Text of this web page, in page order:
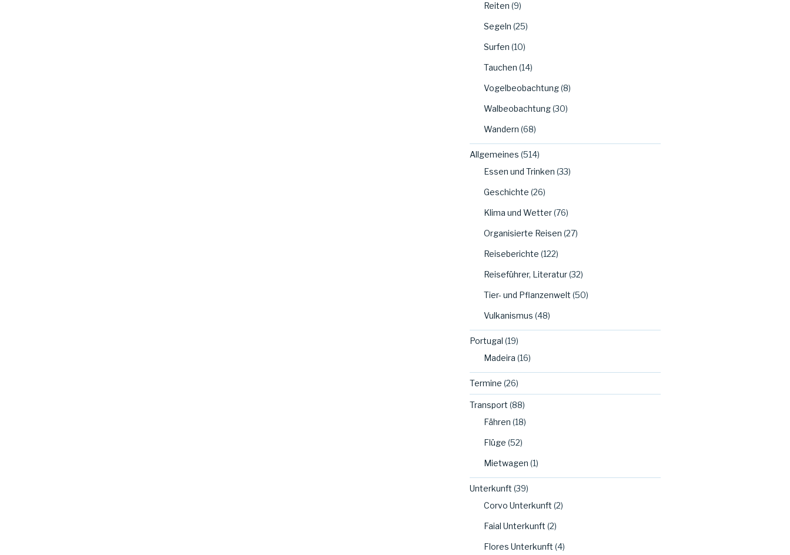
Reiten (9)
Segeln (25)
Surfen (10)
Tauchen (14)
Vogelbeobachtung(8)
Walbeobachtung(30)
Wandern (68)
Allgemeines (514)
Essen und Trinken (33)
Geschichte (26)
Klima und Wetter(76)
Organisierte Reisen (27)
Reiseberichte (122)
Reiseführer, Literatur(32)
Tier- und Pflanzenwelt (50)
Vulkanismus (48)
Portugal (19)
Madeira (16)
Termine (26)
Transport (88)
Fähren (18)
Flüge (52)
Mietwagen (1)
Unterkunft (39)
Corvo Unterkunft (2)
Faial Unterkunft (2)
Flores Unterkunft (4)